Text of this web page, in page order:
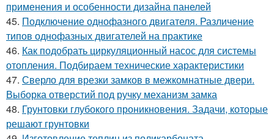
применения и особенности дизайна панелей
45. Подключение однофазного двигателя. Различение
типов однофазных двигателей на практике
46. Как подобрать циркуляционный насос для системы
отопления. Подбираем технические характеристики
47. Сверло для врезки замков в межкомнатные двери.
Выборка отверстий под ручку механизм замка
48. Грунтовки глубокого проникновения. Задачи, которые
решают грунтовки